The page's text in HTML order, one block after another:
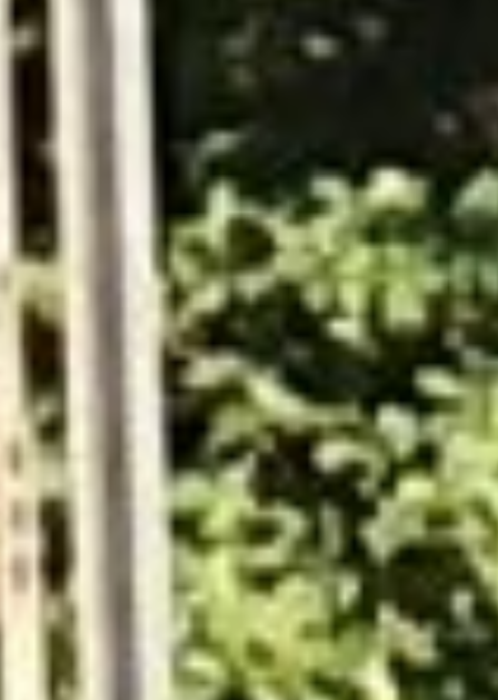
Einladung zum Adventskaffee für unsere
Seniorinnen und Senioren
Zum traditionellen Adventskaffee lädt die St.
älteren Einheimischen unserer Orte herzlich ein.
Beginn ist am 1. Adventssonntag, 30. November 2025
um 15.00 Uhr in der Grafschafter Schützenhalle.
Gemeinsames Innehalten der Vereine zum
Volkstrauertag